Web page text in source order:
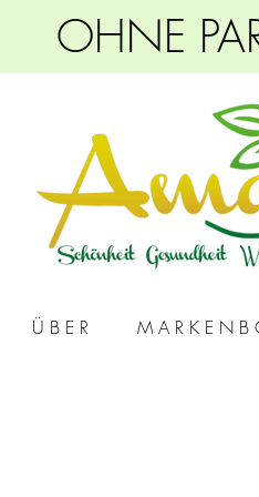
OHNE
Ü B E R M A R K E N B